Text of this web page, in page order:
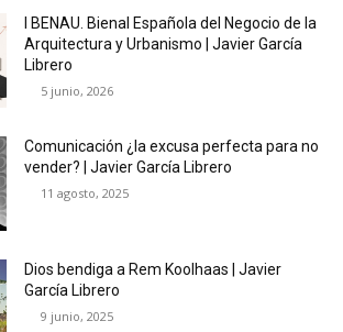
I BENAU. Bienal Española del Negocio de la
Arquitectura y Urbanismo | Javier García
Librero
5 junio, 2026
Comunicación ¿la excusa perfecta para no
vender? | Javier García Librero
11 agosto, 2025
Dios bendiga a Rem Koolhaas | Javier
García Librero
9 junio, 2025